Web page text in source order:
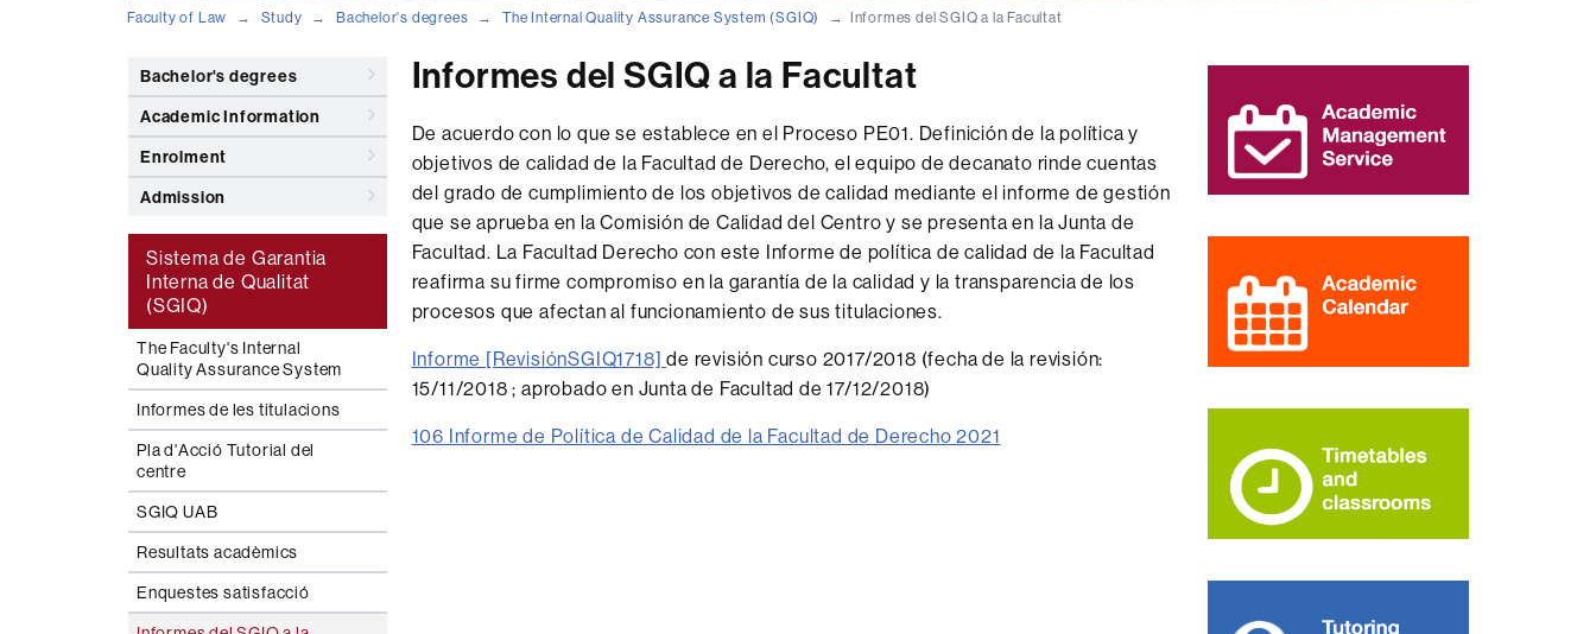
Faculty of Law Study Bachelor's degrees The Internal Quality Assurance System (SGIQ) Informes del SGIQ a la Facultat
Bachelor's degrees
Academic Information
Enrolment
Admission
Sistema de Garantia
Interna de Qualitat
(SGIQ)
The Faculty's Internal
Quality Assurance System
Informes de les titulacions
Pla d'Acció Tutorial del
centre
SGIQ UAB
Resultats acadèmics
Enquestes satisfacció
Informes del SGIQ a la Facultat
De acuerdo con lo que se establece en el Proceso PE01. Definición de la política y
objetivos de calidad de la Facultad de Derecho, el equipo de decanato rinde cuentas
del grado de cumplimiento de los objetivos de calidad mediante el informe de gestión
que se aprueba en la Comisión de Calidad del Centro y se presenta en la Junta de
Facultad. La Facultad Derecho con este Informe de política de calidad de la Facultad
reafirma su firme compromiso en la garantía de la calidad y la transparencia de los
procesos que afectan al funcionamiento de sus titulaciones.
Informe [RevisiónSGIQ1718]de revisión curso 2017/2018 (fecha de la revisión:
15/11/2018 ; aprobado en Junta de Facultad de 17/12/2018)
106 Informe de Política de Calidad de la Facultad de Derecho 2021
Extra
information